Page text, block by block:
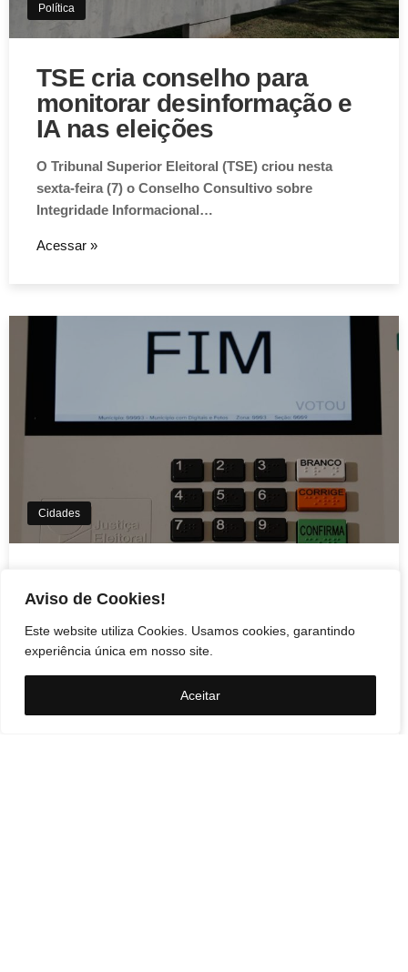
Aviso de Cookies!
Este website utiliza Cookies. Usamos cookies, garantindo
experiência única em nosso site.
Aceitar
Política
TSE cria conselho para
monitorar desinformação e
IA nas eleições
O Tribunal Superior Eleitoral (TSE) criou nesta
sexta-feira (7) o Conselho Consultivo sobre
Integridade Informacional…
Acessar »
Cidades
oficializa apoio à
candidatura de Lula à
reeleição
A Federação PSOL-Rede Sustentabilidade
oficializou apoio à candidatura de Luiz Inácio Lula